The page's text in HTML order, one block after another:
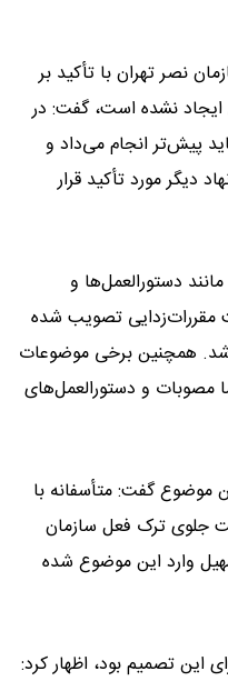
نصر تهران با تأکید بر
نشده است، گفت: در
پیش‌تر انجام می‌داد و
دیگر مورد تأکید قرار
دستورالعمل‌ها و
مقررات‌زدایی تصویب شده
شد. همچنین برخی موضوعات
مصوبات و دستورالعمل‌های
موضوع گفت: متأسفانه با
جلوی ترک فعل سازمان
وارد این موضوع شده
این تصمیم بود، اظهار کرد: